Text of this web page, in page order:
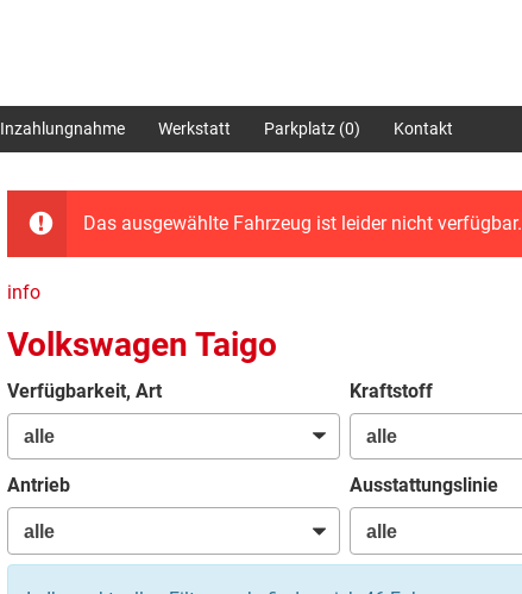
Inzahlungnahme Werkstatt Parkplatz (0) Kontakt
Das ausgewählte Fahrzeug ist leider nicht verfügbar.
info
Volkswagen Taigo
Verfügbarkeit, Art Kraftstoff
Antrieb Ausstattungslinie